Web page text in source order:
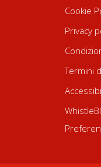
Cookie
Privacy
Termini